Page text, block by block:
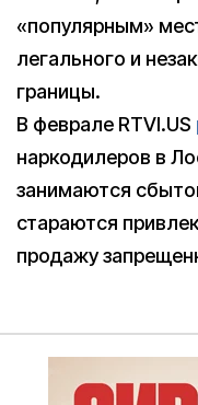
«популярным»
легального и
границы.
В феврале RTVI.US
наркодилеров в
занимаются
стараются
продажу